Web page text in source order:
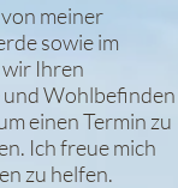
meiner
sowie im
Ihren
und Wohlbefinden
einen Termin zu
Ich freue mich
zu helfen.